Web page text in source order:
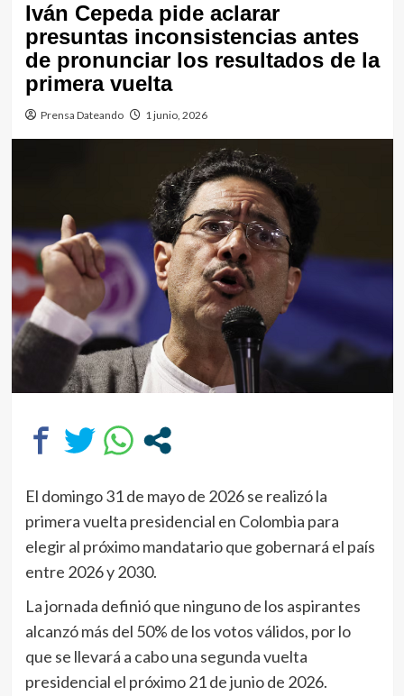
Iván Cepeda pide aclarar
presuntas inconsistencias antes
de pronunciar los resultados de la
primera vuelta
Prensa Dateando 1 junio, 2026
El domingo 31 de mayo de 2026 se realizó la
primera vuelta presidencial en Colombia para
elegir al próximo mandatario que gobernará el país
entre 2026 y 2030.
La jornada definió que ninguno de los aspirantes
alcanzó más del 50% de los votos válidos, por lo
que se llevará a cabo una segunda vuelta
presidencial el próximo 21 de junio de 2026.